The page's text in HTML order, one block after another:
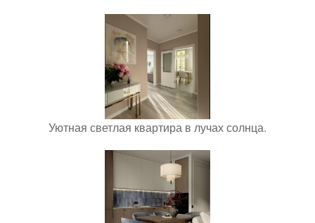
Уютная светлая квартира в лучах солнца.